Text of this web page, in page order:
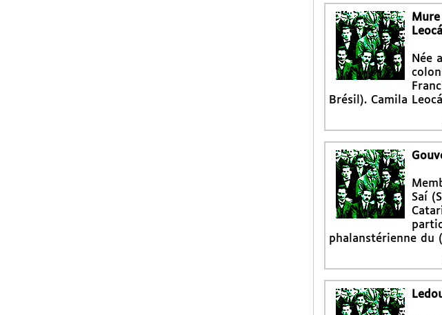
Née
Brésil). Camila
Saí
phalanstérienne du